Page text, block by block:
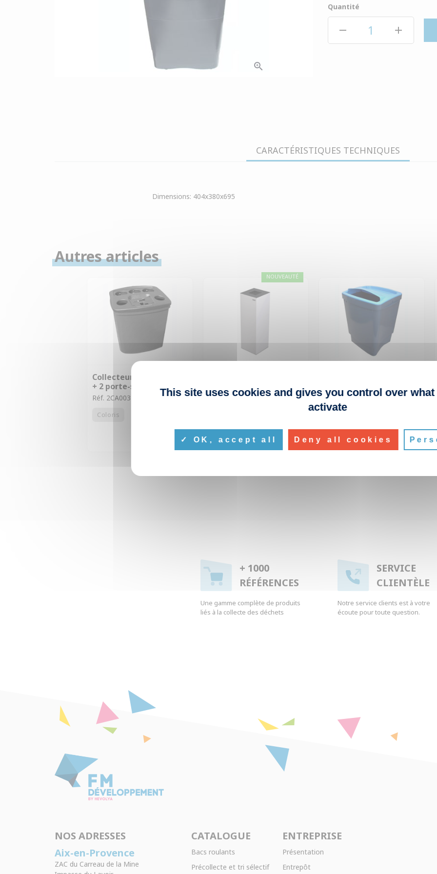
zoom_in
Quantité
remove add
CARACTÉRISTIQUES TECHNIQUES
Dimensions: 404x380x695
Autres articles
Collecteur boissons 50L
+ 2 porte-sacs
Réf. 2CA003
Coloris
NOUVEAUTÉ
bureau ALICANTE
Réf. 4BC022
tablette 50L
Réf. 2CA007
+ 1000
RÉFÉRENCES
Une gamme complète de produits
liés à la collecte des déchets
SERVICE
CLIENTÈLE
Notre service clients est à votre
écoute pour toute question.
NOS ADRESSES
Aix-en-Provence
ZAC du Carreau de la Mine
CATALOGUE
Bacs roulants
Précollecte et tri sélectif
ENTREPRISE
Présentation
Entrepôt
This site uses cookies and gives you control over
activate
OK, accept all Deny all cookies